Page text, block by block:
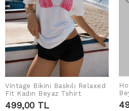
SEPETE EKLE
Vintage Bikini Baskılı Relaxed
Fit Kadın Beyaz Tshirt
499,00 TL